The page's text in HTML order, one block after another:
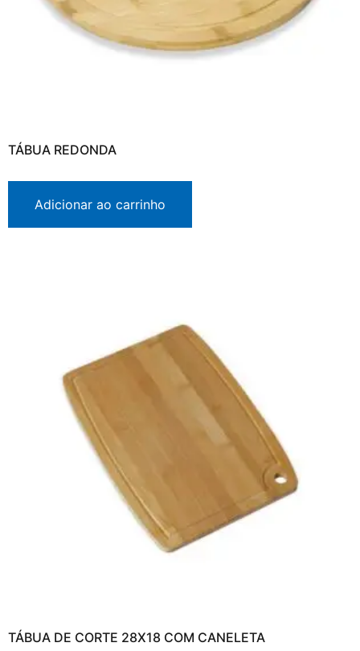
TÁBUA REDONDA
Adicionar ao carrinho
TÁBUA DE CORTE 28X18 COM CANELETA